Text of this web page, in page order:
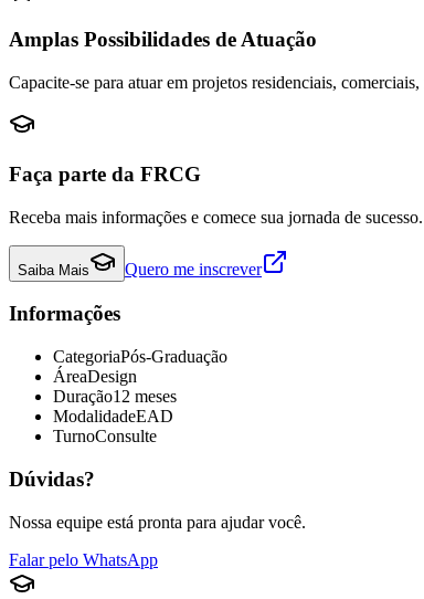
Amplas Possibilidades de Atuação
Capacite-se para atuar em projetos residenciais,
Faça parte da FRCG
Receba mais informações e comece sua jornada de sucesso.
Saiba Mais Quero me inscrever
Informações
CategoriaPós-Graduação
ÁreaDesign
Duração12 meses
ModalidadeEAD
TurnoConsulte
Dúvidas?
Nossa equipe está pronta para ajudar você.
Falar pelo WhatsApp